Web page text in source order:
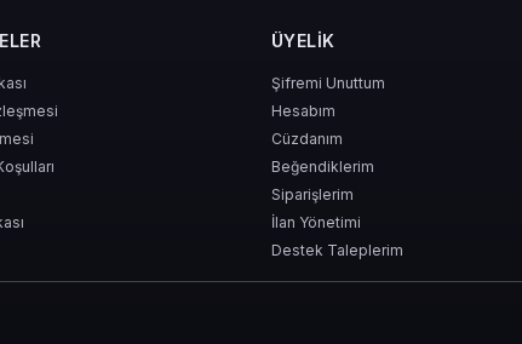
diyen herkes
ÜYELIK
Şifremi Unuttum
Hesabım
Cüzdanım
Beğendiklerim
Siparişlerim
İlan Yönetimi
Destek Taleplerim